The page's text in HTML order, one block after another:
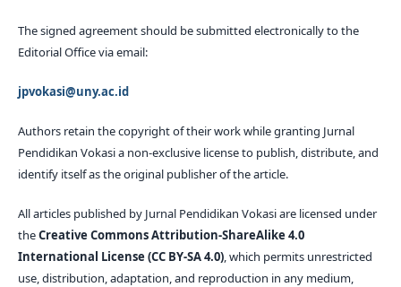
The signed agreement should be submitted electronically to the
Editorial Office via email:
jpvokasi@uny.ac.id
Authors retain the copyright of their work while granting Jurnal
Pendidikan Vokasi a non-exclusive license to publish, distribute, and
identify itself as the original publisher of the article.
All articles published by Jurnal Pendidikan Vokasi are licensed under
theCreative Commons Attribution-ShareAlike 4.0
International License (CC BY-SA 4.0), which permits unrestricted
use, distribution, adaptation, and reproduction in any medium,